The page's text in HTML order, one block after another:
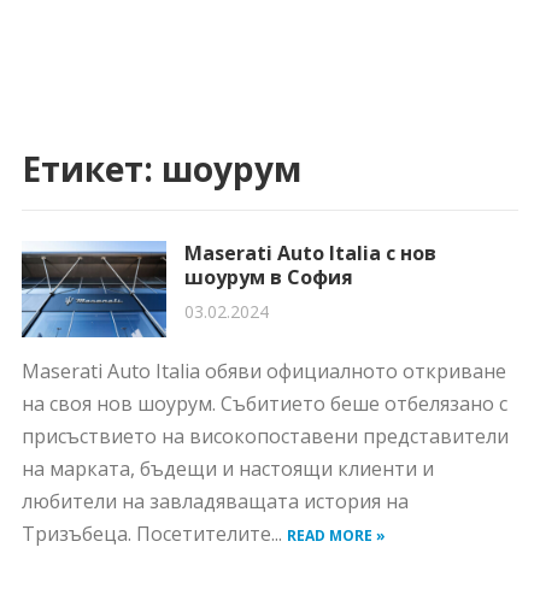
Етикет: шоурум
Maserati Auto Italia с нов
шоурум в София
03.02.2024
Maserati Auto Italia обяви официалното откриване
на своя нов шоурум. Събитието беше отбелязано с
присъствието на високопоставени представители
на марката, бъдещи и настоящи клиенти и
любители на завладяващата история на
Тризъбеца. Посетителите... READ MORE »